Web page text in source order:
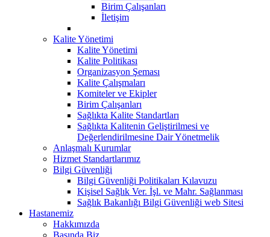
Birim Çalışanları
İletişim
Kalite Yönetimi
Kalite Yönetimi
Kalite Politikası
Organizasyon Şeması
Kalite Çalışmaları
Komiteler ve Ekipler
Birim Çalışanları
Sağlıkta Kalite Standartları
Sağlıkta Kalitenin Geliştirilmesi ve
Değerlendirilmesine Dair Yönetmelik
Anlaşmalı Kurumlar
Hizmet Standartlarımız
Bilgi Güvenliği
Bilgi Güvenliği Politikaları Kılavuzu
Kişisel Sağlık Ver. İşl. ve Mahr. Sağlanması
Sağlık Bakanlığı Bilgi Güvenliği web Sitesi
Hastanemiz
Hakkımızda
Basında Biz